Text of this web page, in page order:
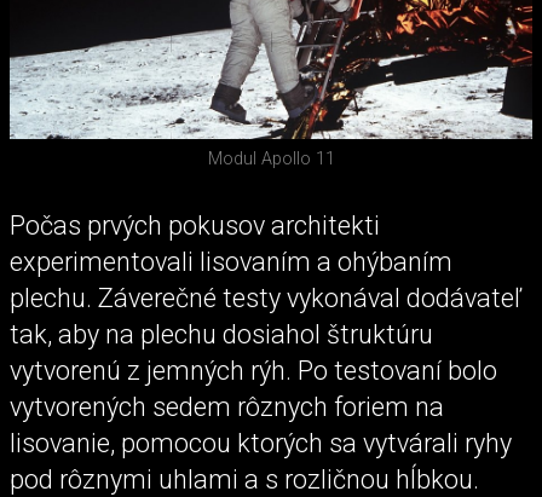
Modul Apollo 11
Počas prvých pokusov architekti
experimentovali lisovaním a ohýbaním
plechu. Záverečné testy vykonával dodávateľ
tak, aby na plechu dosiahol štruktúru
vytvorenú z jemných rýh. Po testovaní bolo
vytvorených sedem rôznych foriem na
lisovanie, pomocou ktorých sa vytvárali ryhy
pod rôznymi uhlami a s rozličnou hĺbkou.